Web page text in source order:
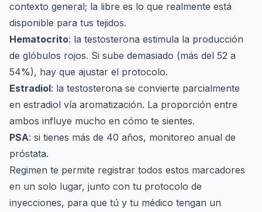
contexto general; la libre es lo que realmente está
disponible para tus tejidos.
Hematocrito: la testosterona estimula la producción
de glóbulos rojos. Si sube demasiado (más del 52 a
54%), hay que ajustar el protocolo.
Estradiol: la testosterona se convierte parcialmente
en estradiol vía aromatización. La proporción entre
ambos influye mucho en cómo te sientes.
PSA: si tienes más de 40 años, monitoreo anual de
próstata.
Regimen te permite registrar todos estos marcadores
en un solo lugar, junto con tu protocolo de
inyecciones, para que tú y tu médico tengan un